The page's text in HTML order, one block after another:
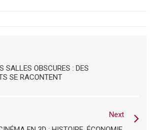
SALLES OBSCURES : DES
SE RACONTENT
Next